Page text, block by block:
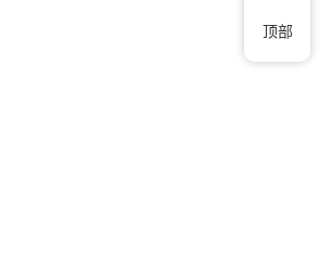
顶部